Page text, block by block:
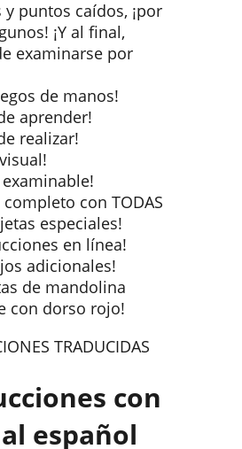
puntos caídos, ¡por
¡Y al final,
examinarse por
de manos!
aprender!
realizar!
examinable!
completo con TODAS
especiales!
en línea!
adicionales!
de mandolina
con dorso rojo!
TRADUCIDAS
con
español